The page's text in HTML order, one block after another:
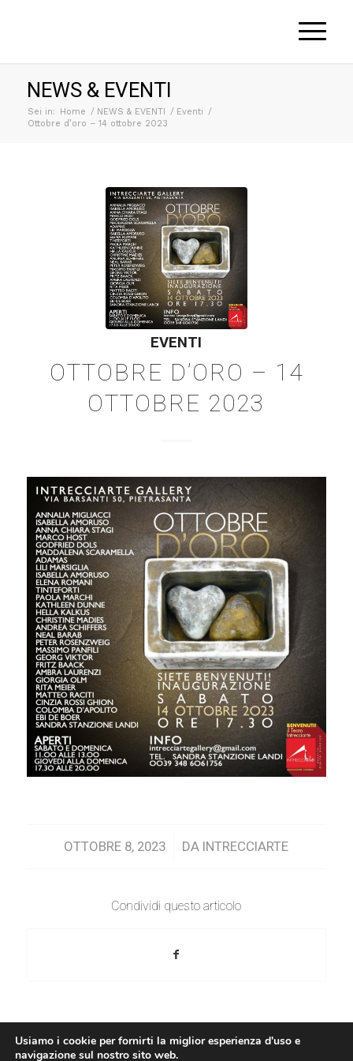
NEWS & EVENTI
Sei in: Home / NEWS & EVENTI / Eventi /
Ottobre d’oro – 14 ottobre 2023
EVENTI
OTTOBRE D’ORO – 14
OTTOBRE 2023
OTTOBRE 8, 2023
/ DA INTRECCIARTE
Condividi questo articolo
Usiamo i cookie per fornirti la miglior esperienza d'uso e
navigazione sul nostro sito web.